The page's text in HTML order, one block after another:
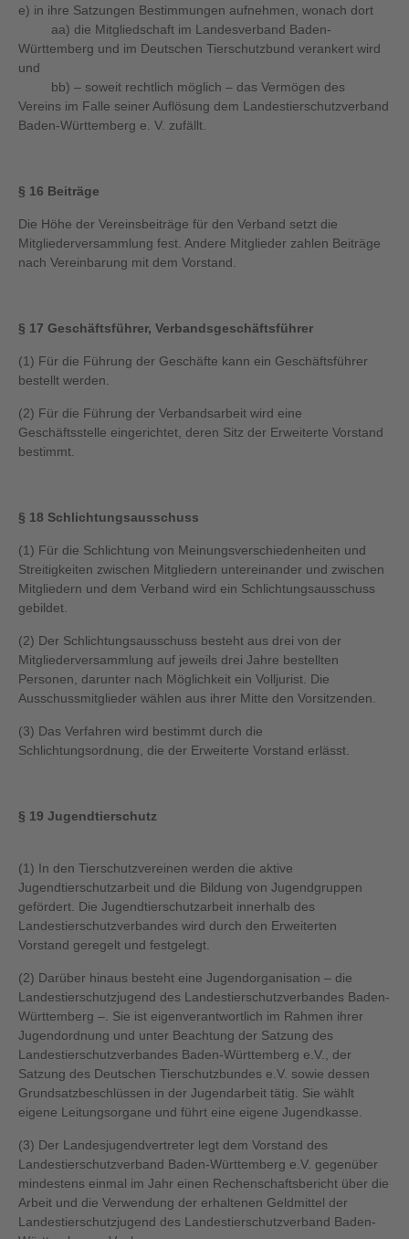
e) in ihre Satzungen Bestimmungen aufnehmen, wonach dort
aa) die Mitgliedschaft im Landesverband Baden-
Württemberg und im Deutschen Tierschutzbund verankert wird
und
bb) – soweit rechtlich möglich – das Vermögen des
Vereins im Falle seiner Auflösung dem Landestierschutzverband
Baden-Württemberg e. V. zufällt.
§ 16 Beiträge
Die Höhe der Vereinsbeiträge für den Verband setzt die
Mitgliederversammlung fest. Andere Mitglieder zahlen Beiträge
nach Vereinbarung mit dem Vorstand.
§ 17 Geschäftsführer, Verbandsgeschäftsführer
(1) Für die Führung der Geschäfte kann ein Geschäftsführer
bestellt werden.
(2) Für die Führung der Verbandsarbeit wird eine
Geschäftsstelle eingerichtet, deren Sitz der Erweiterte Vorstand
bestimmt.
§ 18 Schlichtungsausschuss
(1) Für die Schlichtung von Meinungsverschiedenheiten und
Streitigkeiten zwischen Mitgliedern untereinander und zwischen
Mitgliedern und dem Verband wird ein Schlichtungsausschuss
gebildet.
(2) Der Schlichtungsausschuss besteht aus drei von der
Mitgliederversammlung auf jeweils drei Jahre bestellten
Personen, darunter nach Möglichkeit ein Volljurist. Die
Ausschussmitglieder wählen aus ihrer Mitte den Vorsitzenden.
(3) Das Verfahren wird bestimmt durch die
Schlichtungsordnung, die der Erweiterte Vorstand erlässt.
§ 19 Jugendtierschutz
(1) In den Tierschutzvereinen werden die aktive
Jugendtierschutzarbeit und die Bildung von Jugendgruppen
gefördert. Die Jugendtierschutzarbeit innerhalb des
Landestierschutzverbandes wird durch den Erweiterten
Vorstand geregelt und festgelegt.
(2) Darüber hinaus besteht eine Jugendorganisation – die
Landestierschutzjugend des Landestierschutzverbandes Baden-
Württemberg –. Sie ist eigenverantwortlich im Rahmen ihrer
Jugendordnung und unter Beachtung der Satzung des
Landestierschutzverbandes Baden-Württemberg e.V., der
Satzung des Deutschen Tierschutzbundes e.V. sowie dessen
Grundsatzbeschlüssen in der Jugendarbeit tätig. Sie wählt
eigene Leitungsorgane und führt eine eigene Jugendkasse.
(3) Der Landesjugendvertreter legt dem Vorstand des
Landestierschutzverband Baden-Württemberg e.V. gegenüber
mindestens einmal im Jahr einen Rechenschaftsbericht über die
Arbeit und die Verwendung der erhaltenen Geldmittel der
Landestierschutzjugend des Landestierschutzverband Baden-